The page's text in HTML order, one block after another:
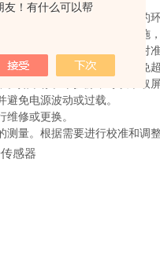
友！有什么可以帮
免安装在有振动或干扰的环
收。使用适当的防护措施
果的准确性。定期检查对准
与应用需求相匹配，并避免超
果存在干扰源，可以采取屏
免电源波动或过载。
修或更换。
。根据需要进行校准和调整